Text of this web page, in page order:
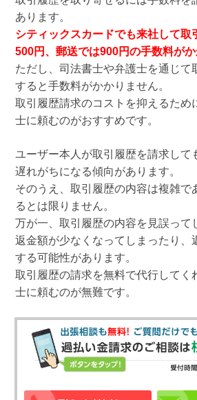
あります。
シティックスカードでも来社して取
500円、郵送では900円の手数料がか
ただし、司法書士や弁護士を通じて
すると手数料がかかりません。
取引履歴請求のコストを抑えるため
士に頼むのがおすすめです。
ユーザー本人が取引履歴を請求して
遅れがちになる傾向があります。
そのうえ、取引履歴の内容は複雑で
るとは限りません。
万が一、取引履歴の内容を見誤って
返金額が少なくなってしまったり、
する可能性があります。
取引履歴の請求を無料で代行してく
士に頼むのが無難です。